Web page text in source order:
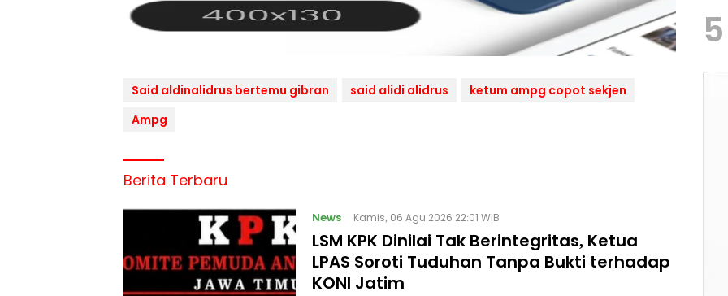
Said aldinalidrus bertemu gibran said alidi alidrus
ketum ampg copot sekjen
Ampg
Berita Terbaru
News Kamis, 06 Agu 2026 22:01 WIB
LSM KPK Dinilai Tak Berintegritas, Ketua
LPAS Soroti Tuduhan Tanpa Bukti terhadap
KONI Jatim
5